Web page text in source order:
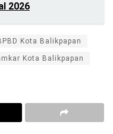
2026
Kota Balikpapan
Kota Balikpapan